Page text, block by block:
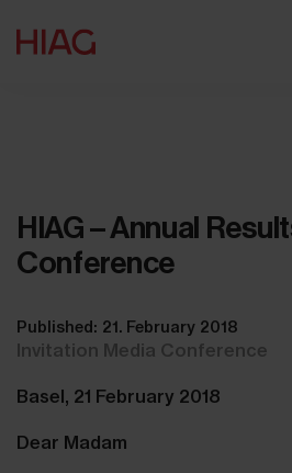
HIAG – Annual
Conference
Published: 21. February 2018
Invitation Media Conference
Basel, 21 February 2018
Dear Madam